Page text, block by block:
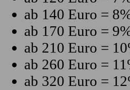
ab 140 Euro =
ab 170 Euro =
ab 210 Euro =
ab 260 Euro =
ab 320 Euro =